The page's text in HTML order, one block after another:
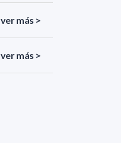
ver más >
ver más >